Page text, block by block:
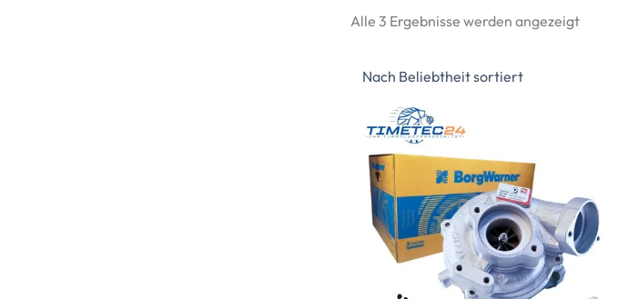
Alle 3 Ergebnisse werden angezeigtNach